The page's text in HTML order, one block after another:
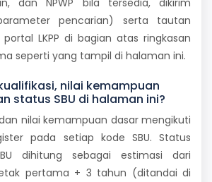
pencarian) serta tautan
LKPP di bagian atas ringkasan
seperti yang tampil di halaman ini.
nilai kemampuan
status SBU di halaman ini?
nilai kemampuan dasar mengikuti
pada setiap kode SBU. Status
dihitung sebagai estimasi dari
pertama + 3 tahun (ditandai di